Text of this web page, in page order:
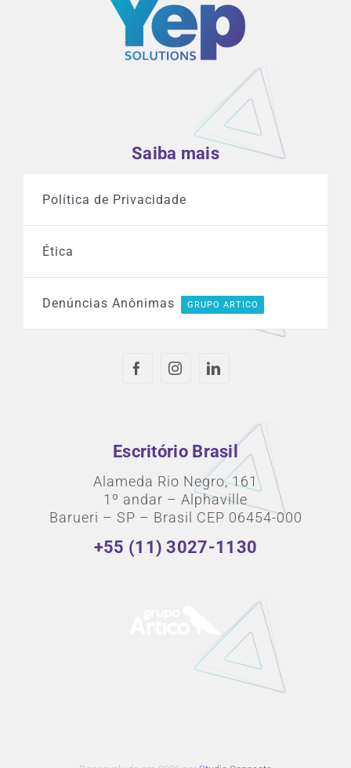
Saiba mais
Política de Privacidade
Ética
Denúncias Anônimas GRUPO ARTICO
Escritório Brasil
Alameda Rio Negro, 161
1º andar – Alphaville
Barueri – SP – Brasil CEP 06454-000
+55 (11) 3027-1130